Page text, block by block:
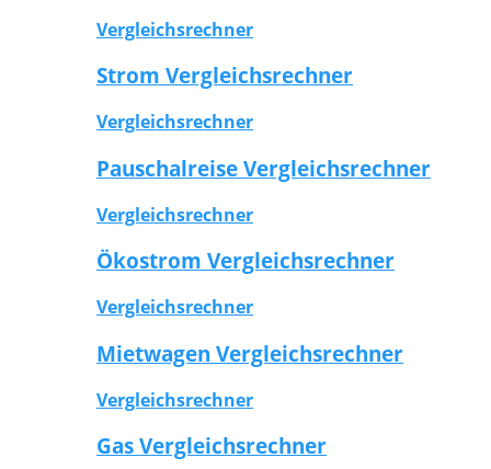
Vergleichsrechner
Strom Vergleichsrechner
Vergleichsrechner
Pauschalreise Vergleichsrechner
Vergleichsrechner
Ökostrom Vergleichsrechner
Vergleichsrechner
Mietwagen Vergleichsrechner
Vergleichsrechner
Gas Vergleichsrechner